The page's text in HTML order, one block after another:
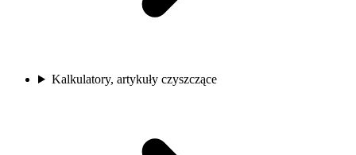
Kalkulatory, artykuły czyszczące